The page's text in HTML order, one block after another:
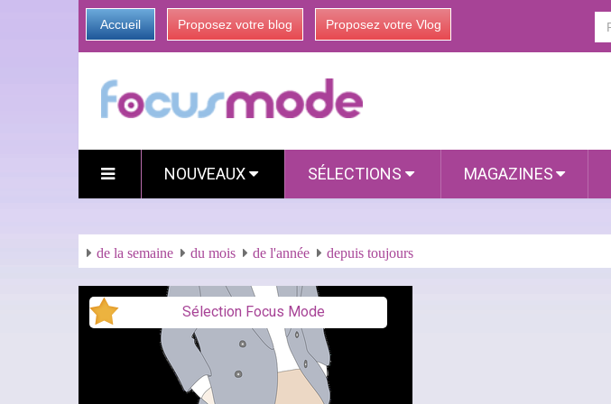
Accueil Proposez votre blog Proposez votre Vlog
NOUVEAUX SÉLECTIONS MAGAZINES
de la semaine du mois de l'année depuis toujours
Sélection Focus Mode